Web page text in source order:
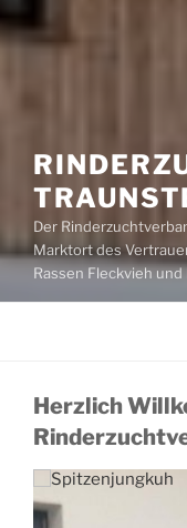
Der
Marktort des
Rassen Fleckvieh und
Herzlich